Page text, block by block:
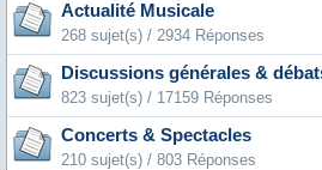
Actualité Musicale
268 sujet(s) / 2934 Réponses
Discussions générales &
823 sujet(s) / 17159 Réponses
Concerts & Spectacles
210 sujet(s) / 803 Réponses